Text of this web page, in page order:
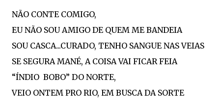
NÃO CONTE COMIGO,
EU NÃO SOU AMIGO DE QUEM ME BANDEIA
SOU CASCA...CURADO, TENHO SANGUE NAS VEIAS
SE SEGURA MANÉ, A COISA VAI FICAR FEIA
“ÍNDIO BOBO” DO NORTE,
VEIO ONTEM PRO RIO, EM BUSCA DA SORTE